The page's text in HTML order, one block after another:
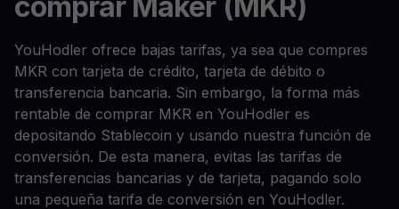
YouHodler ofrece bajas tarifas, ya sea que compres
MKR con tarjeta de crédito, tarjeta de débito o
transferencia bancaria. Sin embargo, la forma más
rentable de comprar MKR en YouHodler es
depositando Stablecoin y usando nuestra función de
conversión. De esta manera, evitas las tarifas de
transferencias bancarias y de tarjeta, pagando solo
una pequeña tarifa de conversión en YouHodler.